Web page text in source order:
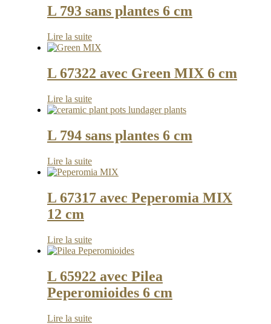
L 793 sans plantes 6 cm
Lire la suite
L 67322 avec Green MIX 6 cm
Lire la suite
L 794 sans plantes 6 cm
Lire la suite
L 67317 avec Peperomia MIX
12 cm
Lire la suite
L 65922 avec Pilea
Peperomioides 6 cm
Lire la suite